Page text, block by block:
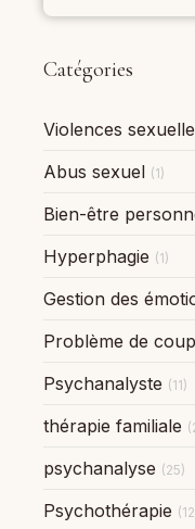
Catégories
Violences
Abus sexuel (1)
Bien-être
Hyperphagie (1)
Gestion des
Problème de
Psychanalyste (11)
thérapie familiale
psychanalyse (25)
Psychothérapie